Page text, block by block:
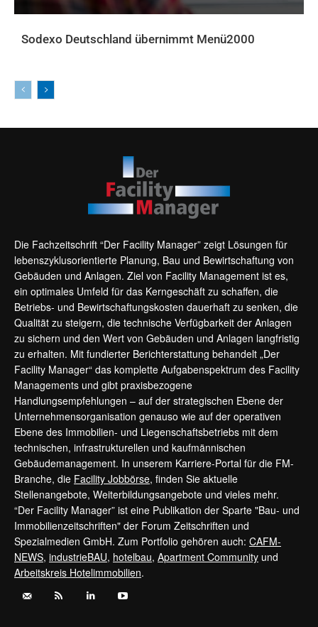
Sodexo Deutschland übernimmt Menü2000
Die Fachzeitschrift “Der Facility Manager” zeigt Lösungen für
lebenszyklusorientierte Planung, Bau und Bewirtschaftung von
Gebäuden und Anlagen. Ziel von Facility Management ist es,
ein optimales Umfeld für das Kerngeschäft zu schaffen, die
Betriebs- und Bewirtschaftungskosten dauerhaft zu senken, die
Qualität zu steigern, die technische Verfügbarkeit der Anlagen
zu sichern und den Wert von Gebäuden und Anlagen langfristig
zu erhalten. Mit fundierter Berichterstattung behandelt „Der
Facility Manager“ das komplette Aufgabenspektrum des Facility
Managements und gibt praxisbezogene
Handlungsempfehlungen – auf der strategischen Ebene der
Unternehmensorganisation genauso wie auf der operativen
Ebene des Immobilien- und Liegenschaftsbetriebs mit dem
technischen, infrastrukturellen und kaufmännischen
Gebäudemanagement. In unserem Karriere-Portal für die FM-
Branche, die Facility Jobbörse, finden Sie aktuelle
Stellenangebote, Weiterbildungsangebote und vieles mehr.
“Der Facility Manager” ist eine Publikation der Sparte "Bau- und
Immobilienzeitschriften" der Forum Zeitschriften und
Spezialmedien GmbH. Zum Portfolio gehören auch: CAFM-
NEWS, industrieBAU, hotelbau, Apartment Community und
Arbeitskreis Hotelimmobilien.